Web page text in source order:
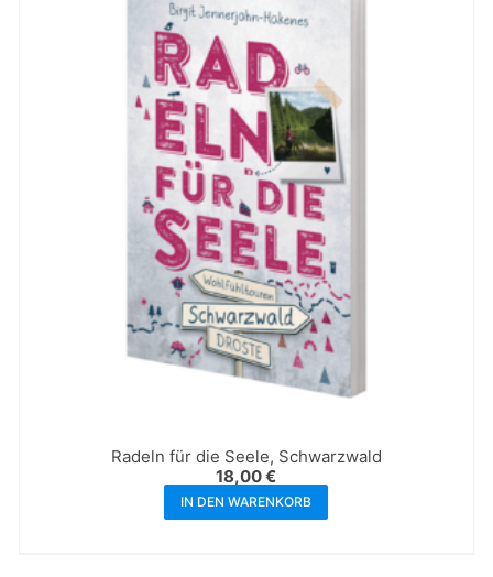
Radeln für die Seele, Schwarzwald
18,00€
IN DEN WARENKORB